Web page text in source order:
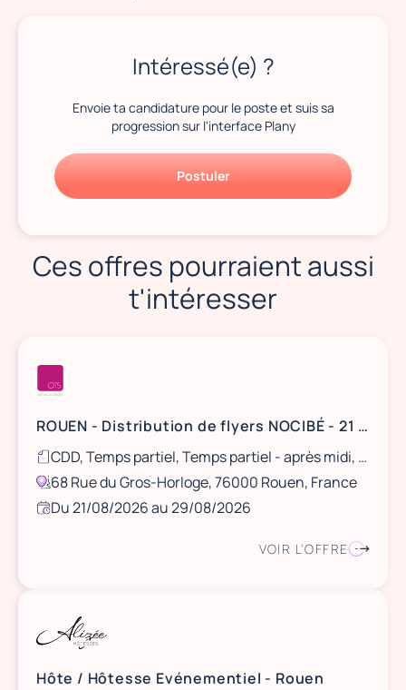
Intéressé(e) ?
Envoie ta candidature pour le poste et suis sa
progression sur l'interface Plany
Postuler
Ces offres pourraient aussi
t'intéresser
ROUEN - Distribution de flyers NOCIBÉ - 21 et 22 août / 28 et 29 août
CDD, Temps partiel, Temps partiel - après midi, Ponctuel
68 Rue du Gros-Horloge, 76000 Rouen, France
Du 21/08/2026 au 29/08/2026
VOIR L'OFFRE
Hôte / Hôtesse Evénementiel - Rouen